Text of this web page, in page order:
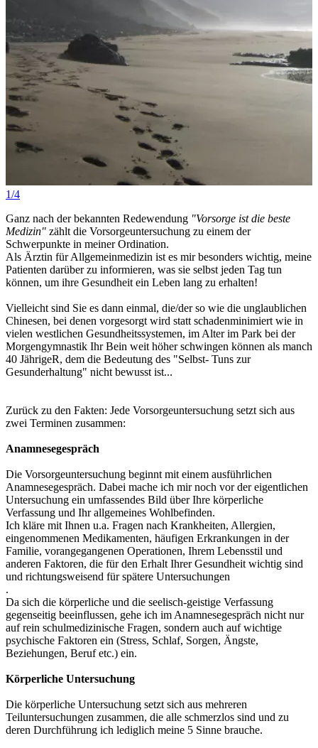
1/4
Ganz nach der bekannten Redewendung "Vorsorge ist die beste
Medizin" zählt die Vorsorgeuntersuchung zu einem der
Schwerpunkte in meiner Ordination.
Als Ärztin für Allgemeinmedizin ist es mir besonders wichtig, meine
Patienten darüber zu informieren, was sie selbst jeden Tag tun
können, um ihre Gesundheit ein Leben lang zu erhalten!
Vielleicht sind Sie es dann einmal, die/der so wie die unglaublichen
Chinesen, bei denen vorgesorgt wird statt schadenminimiert wie in
vielen westlichen Gesundheitssystemen, im Alter im Park bei der
Morgengymnastik Ihr Bein weit höher schwingen können als manch
40 JährigeR, dem die Bedeutung des "Selbst- Tuns zur
Gesunderhaltung" nicht bewusst ist...
Zurück zu den Fakten: Jede Vorsorgeuntersuchung setzt sich aus
zwei Terminen zusammen:
Anamnesegespräch
Die Vorsorgeuntersuchung beginnt mit einem ausführlichen
Anamnesegespräch. Dabei mache ich mir noch vor der eigentlichen
Untersuchung ein umfassendes Bild über Ihre körperliche
Verfassung und Ihr allgemeines Wohlbefinden.
Ich kläre mit Ihnen u.a. Fragen nach Krankheiten, Allergien,
eingenommenen Medikamenten, häufigen Erkrankungen in der
Familie, vorangegangenen Operationen, Ihrem Lebensstil und
anderen Faktoren, die für den Erhalt Ihrer Gesundheit wichtig sind
und richtungsweisend für spätere Untersuchungen
.
Da sich die körperliche und die seelisch-geistige Verfassung
gegenseitig beeinflussen, gehe ich im Anamnesegespräch nicht nur
auf rein schulmedizinische Fragen, sondern auch auf wichtige
psychische Faktoren ein (Stress, Schlaf, Sorgen, Ängste,
Beziehungen, Beruf etc.) ein.
Körperliche Untersuchung
Die körperliche Untersuchung setzt sich aus mehreren
Teiluntersuchungen zusammen, die alle schmerzlos sind und zu
deren Durchführung ich lediglich meine 5 Sinne brauche.